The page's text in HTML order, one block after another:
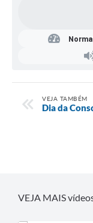
VEJA TAMBÉM
Dia da
VEJA MAIS